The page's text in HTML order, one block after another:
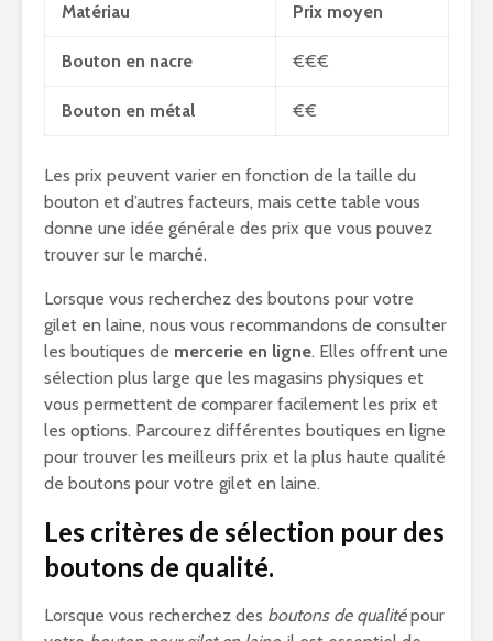
Matériau Prix moyen
Bouton en nacre €€€
Bouton en métal €€
Les prix peuvent varier en fonction de la taille du
bouton et d’autres facteurs, mais cette table vous
donne une idée générale des prix que vous pouvez
trouver sur le marché.
Lorsque vous recherchez des boutons pour votre
gilet en laine, nous vous recommandons de consulter
les boutiques de mercerie en ligne. Elles offrent une
sélection plus large que les magasins physiques et
vous permettent de comparer facilement les prix et
les options. Parcourez différentes boutiques en ligne
pour trouver les meilleurs prix et la plus haute qualité
de boutons pour votre gilet en laine.
Les critères de sélection pour des
boutons de qualité.
Lorsque vous recherchez des boutons de qualitépour